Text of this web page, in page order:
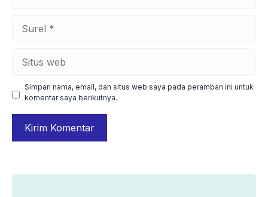
Simpan nama, email, dan situs web saya pada peramban ini untuk
komentar saya berikutnya.